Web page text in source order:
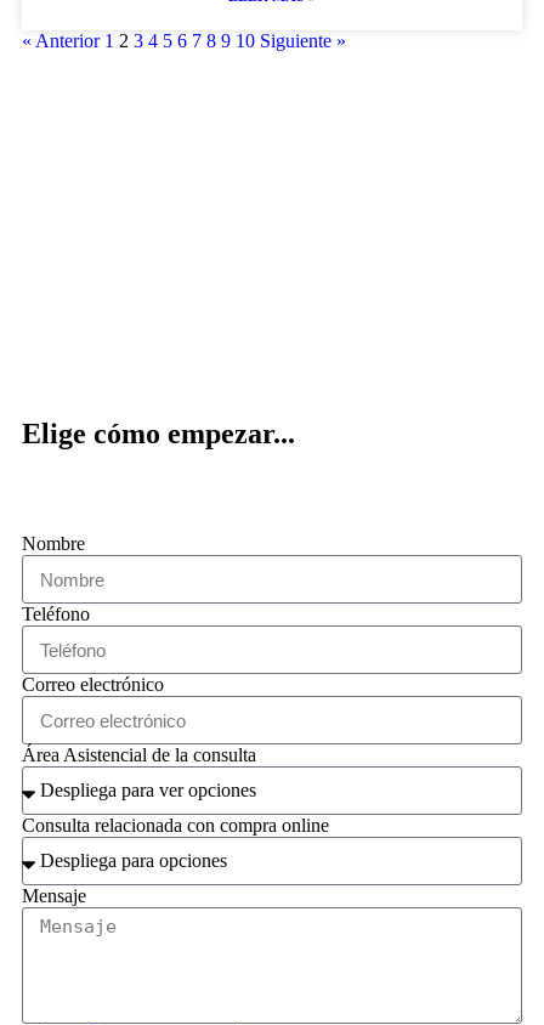
« Anterior 1 2 3 4 5 6 7 8 9 10 Siguiente »
Elige cómo empezar...
Nombre
Teléfono
Correo electrónico
Área Asistencial de la consulta
Consulta relacionada con compra online
Mensaje